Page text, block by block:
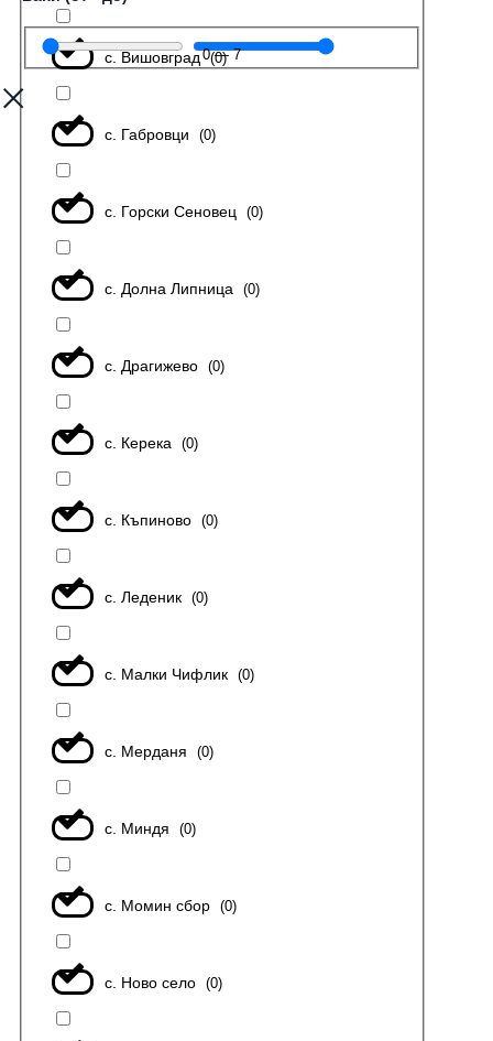
с. Вишовград (0)
с. Габровци (0)
с. Горски Сеновец (0)
с. Долна Липница (0)
с. Драгижево (0)
с. Керека (0)
с. Къпиново (0)
с. Леденик (0)
с. Малки Чифлик (0)
с. Мерданя (0)
с. Миндя (0)
с. Момин сбор (0)
с. Ново село (0)
0—7